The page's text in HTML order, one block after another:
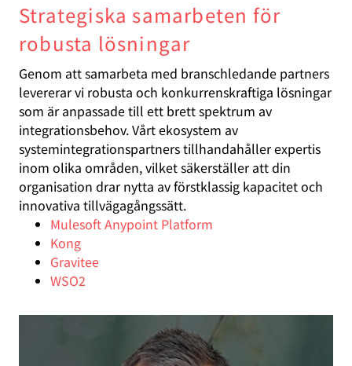
Strategiska samarbeten för
robusta lösningar
Genom att samarbeta med branschledande partners
levererar vi robusta och konkurrenskraftiga lösningar
som är anpassade till ett brett spektrum av
integrationsbehov. Vårt ekosystem av
systemintegrationspartners tillhandahåller expertis
inom olika områden, vilket säkerställer att din
organisation drar nytta av förstklassig kapacitet och
innovativa tillvägagångssätt.
Mulesoft Anypoint Platform
Kong
Gravitee
WSO2